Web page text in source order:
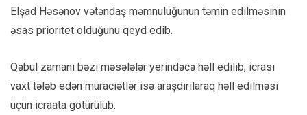
Elşad Həsənov vətəndaş məmnuluğunun təmin edilməsinin
əsas prioritet olduğunu qeyd edib.
Qəbul zamanı bəzi məsələlər yerindəcə həll edilib, icrası
vaxt tələb edən müraciətlər isə araşdırılaraq həll edilməsi
üçün icraata götürülüb.